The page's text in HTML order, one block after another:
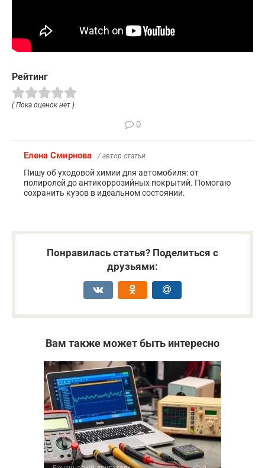
Рейтинг
( Пока оценок нет )
0
Елена Смирнова / автор статьи
Пишу об уходовой химии для автомобиля: от
полиролей до антикоррозийных покрытий. Помогаю
сохранить кузов в идеальном состоянии.
Понравилась статья? Поделиться с
друзьями:
Вам также может быть интересно